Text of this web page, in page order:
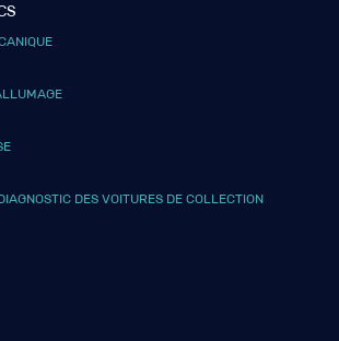
DES VOITURES DE COLLECTION